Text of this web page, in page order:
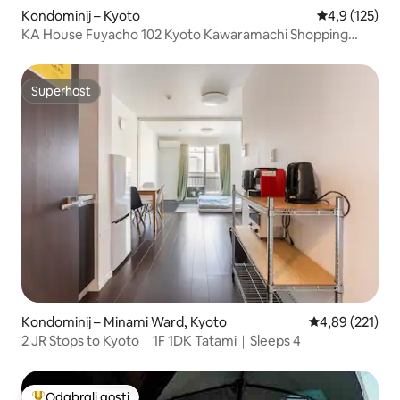
Kondominij – Kyoto Prosječna
4,9 (125)
KA House Fuyacho 102 Kyoto Kawaramachi Shopping
Keihan Main Line 4 minutes
Superhost
Superhost
Kondominij – Minami Ward, Kyoto Prosječna
4,89 (221)
2 JR Stops to Kyoto｜1F 1DK Tatami｜Sleeps 4